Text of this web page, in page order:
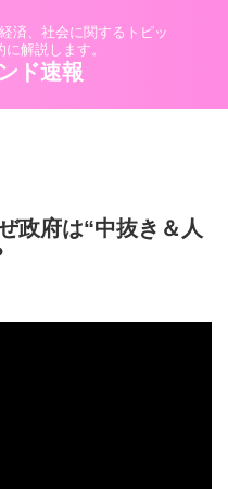
済、社会に関するトピッ
解説します。
ド速報
政府は“中抜き＆人